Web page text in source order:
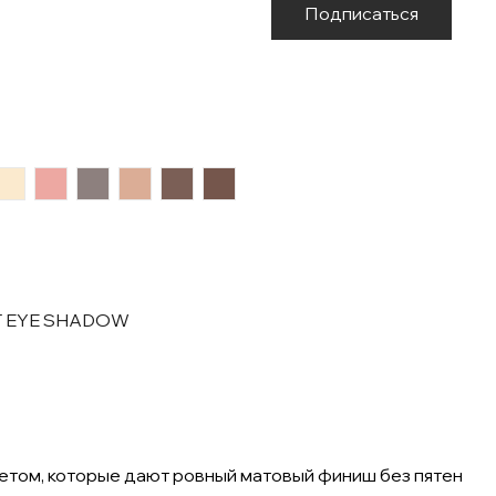
Подписаться
EYE SHADOW
которые дают ровный матовый финиш без пятен